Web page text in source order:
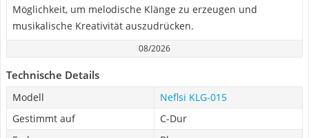
Möglichkeit, um melodische Klänge zu erzeugen und
musikalische Kreativität auszudrücken.
08/2026
Technische Details
Modell
Neflsi KLG-015
Gestimmt auf
C-Dur